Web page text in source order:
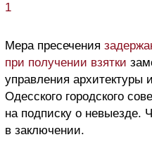
1
Мера пресечения
при получении взятки
управления архитектуры
Одесского городского
на подписку о невыезде.
в заключении.